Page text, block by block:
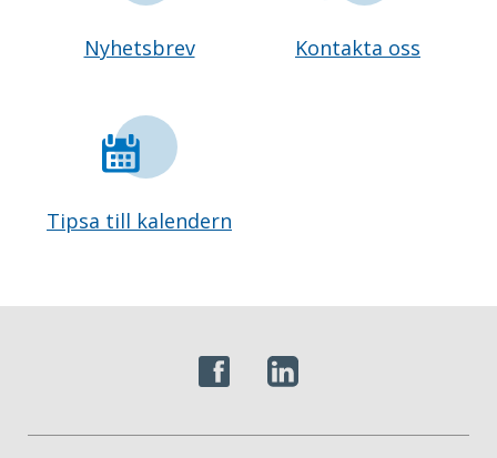
Nyhetsbrev Kontakta oss
Tipsa till kalendern